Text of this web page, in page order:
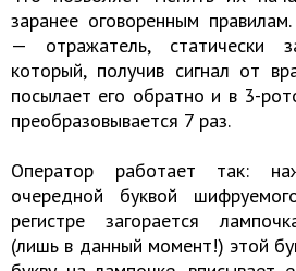
заранее оговоренным
— отражатель, статически
который, получив сигнал от
посылает его обратно и в 3-
преобразовывается 7 раз.
Оператор работает так:
очередной буквой
регистре загорается
(лишь в данный момент!) этой